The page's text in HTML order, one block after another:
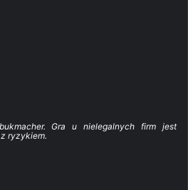
Gra u nielegalnych firm jest
ryzykiem.